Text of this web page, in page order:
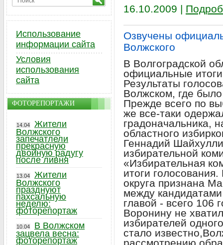
16.10.2009 |
Озвучены
Волжского
В Волгоградской
официальные
Результаты
Волжском, где
Прежде всего по
же все-таки
градоначальника,
областного
Геннадий
избирательной
«Избирательная
итоги
округа признана
между
главой - всего 106
Воронину не
избирателей
стало
Использование
информации сайта
Условия
использования
сайта
ФОТОРЕПОРТАЖИ
14.04
Жители
Волжского
запечатлели
прекрасную
двойную радугу
после ливня
13.04
Жители
Волжского
празднуют
пахсальную
неделю:
фоторепортаж
10.04
В Волжском
зацвела весна:
фоторепортаж